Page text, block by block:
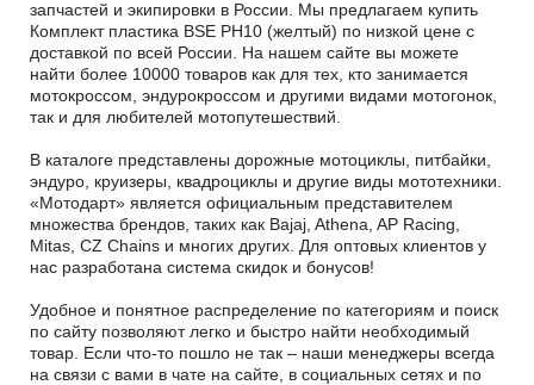
запчастей и экипировки в России. Мы предлагаем купить
Комплект пластика BSE PH10 (желтый) по низкой цене с
доставкой по всей России. На нашем сайте вы можете
найти более 10000 товаров как для тех, кто занимается
мотокроссом, эндурокроссом и другими видами мотогонок,
так и для любителей мотопутешествий.
В каталоге представлены дорожные мотоциклы, питбайки,
эндуро, круизеры, квадроциклы и другие виды мототехники.
«Мотодарт» является официальным представителем
множества брендов, таких как Bajaj, Athena, AP Racing,
Mitas, CZ Chains и многих других. Для оптовых клиентов у
нас разработана система скидок и бонусов!
Удобное и понятное распределение по категориям и поиск
по сайту позволяют легко и быстро найти необходимый
товар. Если что-то пошло не так – наши менеджеры всегда
на связи с вами в чате на сайте, в социальных сетях и по